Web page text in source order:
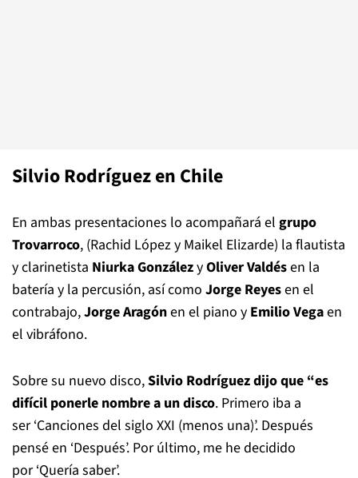
Silvio Rodríguez en Chile
En ambas presentaciones lo acompañará el grupo
Trovarroco, (Rachid López y Maikel Elizarde) la flautista
y clarinetista Niurka GonzálezyOliver Valdésen la
batería y la percusión, así como Jorge Reyesen el
contrabajo,Jorge Aragónen el piano y Emilio Vegaen
el vibráfono.
Sobre su nuevo disco,Silvio Rodríguez dijo que “es
difícil ponerle nombre a un disco. Primero iba a
ser ‘Canciones del siglo XXI (menos una)’. Después
pensé en ‘Después’. Por último, me he decidido
por ‘Quería saber’.